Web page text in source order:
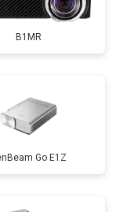
B1MR
Go E1Z